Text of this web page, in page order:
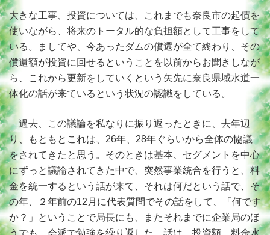
大きな工事、投資については、これまでも奈良市の起債を
使いながら、将来のトータル的な負担額として工事をして
いる。ましてや、今あったダムの償還が全て終わり、その
償還額が投資に回せるということを以前からお聞きしなが
ら、これから更新をしていくという矢先に奈良県域水道一
体化の話が来ているという状況の認識をしている。
過去、この議論を私なりに振り返ったときに、去年辺
り、もともとこれは、26年、28年ぐらいから全体の協議
をされてきたと思う。そのときは基本、セグメントを中心
にずっと議論されてきた中で、突然事業統合を行うと、料
金を統一するという話が来て、それは何だという話で、そ
の年、２年前の12月に代表質問でその話をして、「何です
か？」ということで局長にも、またそれまでに企業局のほ
うでも、会派で勉強を繰り返した。話は、投資額、料金水